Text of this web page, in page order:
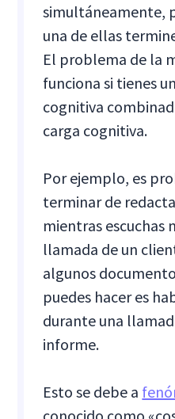
simultáneamente,
una de ellas
El problema de la
funciona si tienes
cognitiva
carga cognitiva.
Por ejemplo, es
terminar de
mientras escuchas
llamada de un
algunos
puedes hacer es
durante una
informe.
Esto se debe a